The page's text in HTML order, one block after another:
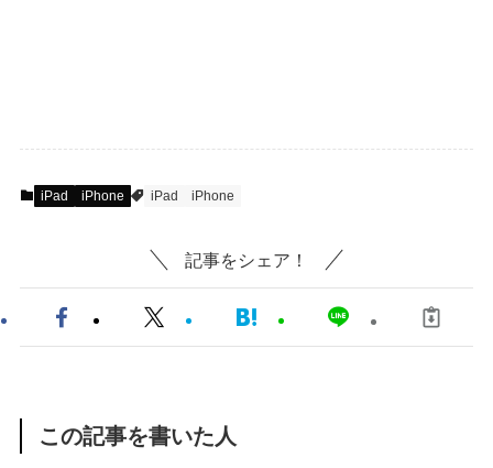
iPad iPhone iPad iPhone
記事をシェア！
この記事を書いた人